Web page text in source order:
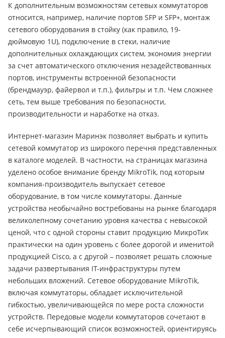
К дополнительным возможностям сетевых коммутаторов
относится, например, наличие портов SFP и SFP+, монтаж
сетевого оборудования в стойку (как правило, 19-
дюймовую 1U), подключение в стеки, наличие
дополнительных охлаждающих систем, экономия энергии
за счет автоматического отключения незадействованных
портов, инструменты встроенной безопасности
(брендмауэр, файервол и т.п.), фильтры и т.п. Чем сложнее
сеть, тем выше требования по безопасности,
производительности и наработке на отказ.
Интернет-магазин Маринэк позволяет выбрать и купить
сетевой коммутатор из широкого перечня представленных
в каталоге моделей. В частности, на страницах магазина
уделено особое внимание бренду MikroTik, под которым
компания-производитель выпускает сетевое
оборудование, в том числе коммутаторы. Данные
устройства необычайно востребованы на рынке благодаря
великолепному сочетанию уровня качества с невысокой
ценой, что с одной стороны ставит продукцию МикроТик
практически на один уровень с более дорогой и именитой
продукцией Cisco, а с другой – позволяет решать сложные
задачи развертывания IT-инфраструктуры путем
небольших вложений. Сетевое оборудование MikroTik,
включая коммутаторы, обладает исключительной
гибкостью, увеличивающейся по мере роста сложности
устройств. Передовые модели коммутаторов сочетают в
себе исчерпывающий список возможностей, ориентируясь